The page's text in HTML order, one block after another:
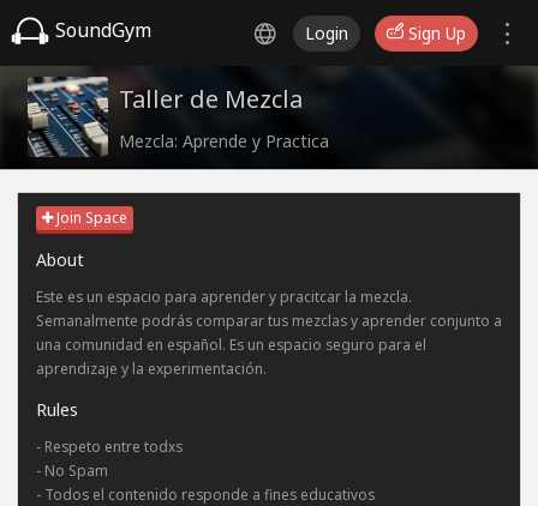
SoundGym Login Sign Up
Taller de Mezcla
Mezcla: Aprende y Practica
Join Space
About
Este es un espacio para aprender y pracitcar la mezcla.
Semanalmente podrás comparar tus mezclas y aprender conjunto a
una comunidad en español. Es un espacio seguro para el
aprendizaje y la experimentación.
Rules
- Respeto entre todxs
- No Spam
- Todos el contenido responde a fines educativos